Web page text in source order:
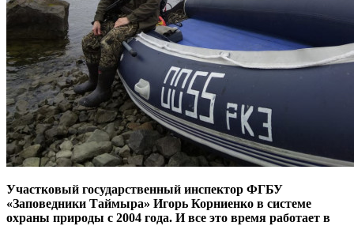
Участковый государственный инспектор ФГБУ
«Заповедники Таймыра» Игорь Корниенко в системе
охраны природы с 2004 года. И все это время работает в